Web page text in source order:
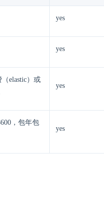
yes
yes
elastic）或
yes
，包年包
yes